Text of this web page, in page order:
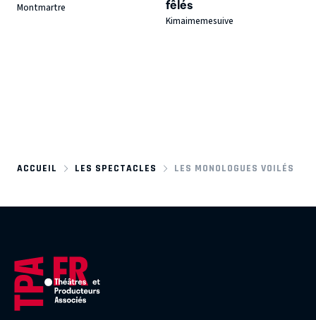
Montmartre
fêlés
Kimaimemesuive
ACCUEIL LES SPECTACLES LES MONOLOGUES VOILÉS